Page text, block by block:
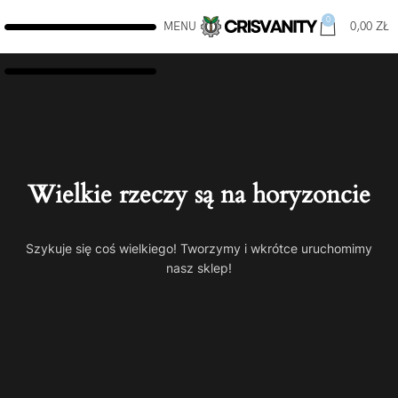
MENU 0 0,00 ZŁ
Wielkie rzeczy są na horyzoncie
Szykuje się coś wielkiego! Tworzymy i wkrótce uruchomimy
nasz sklep!